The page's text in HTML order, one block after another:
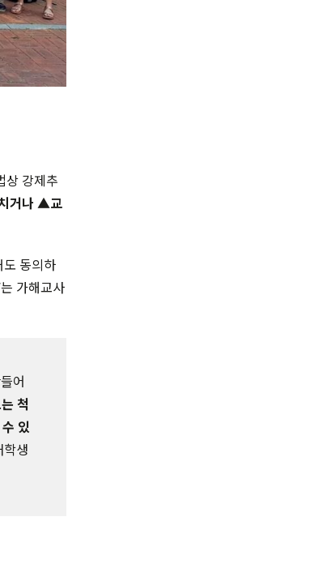
상 강제추
거나 ▲교
도 동의하
가해교사
어
척
있
학생